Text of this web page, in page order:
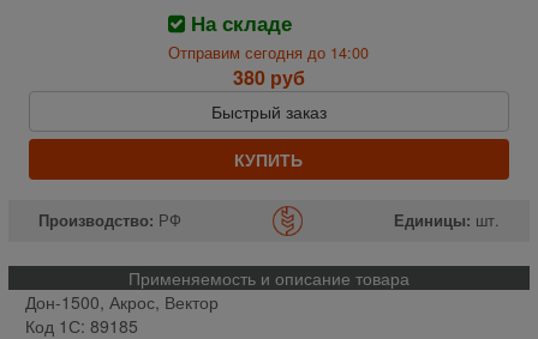
На складе
Отправим сегодня до 14:00
380 руб
Быстрый заказ
КУПИТЬ
Производство: РФ Единицы: шт.
Применяемость и описание товара
Дон-1500, Акрос, Вектор
Код 1С: 89185